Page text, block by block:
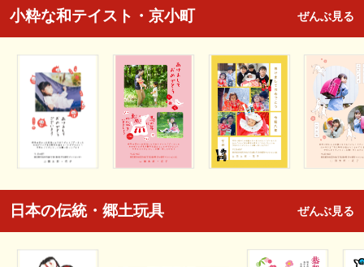
小粋な和テイスト・京小町 ぜんぶ見る
日本の伝統・郷土玩具 ぜんぶ見る